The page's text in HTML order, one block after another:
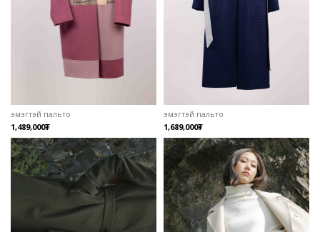
эмэгтэй пальто
1,489,000₮
эмэгтэй пальто
1,689,000₮